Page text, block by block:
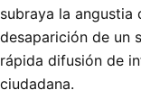
subraya la angustia
desaparición de un
rápida difusión de
ciudadana.